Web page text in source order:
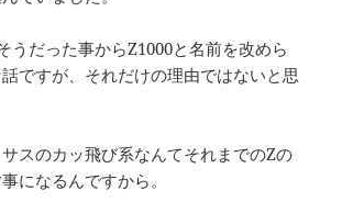
うだった事からZ1000と名前を改めら
ですが、それだけの理由ではないと思
スのカッ飛び系なんてそれまでのZの
になるんですから。